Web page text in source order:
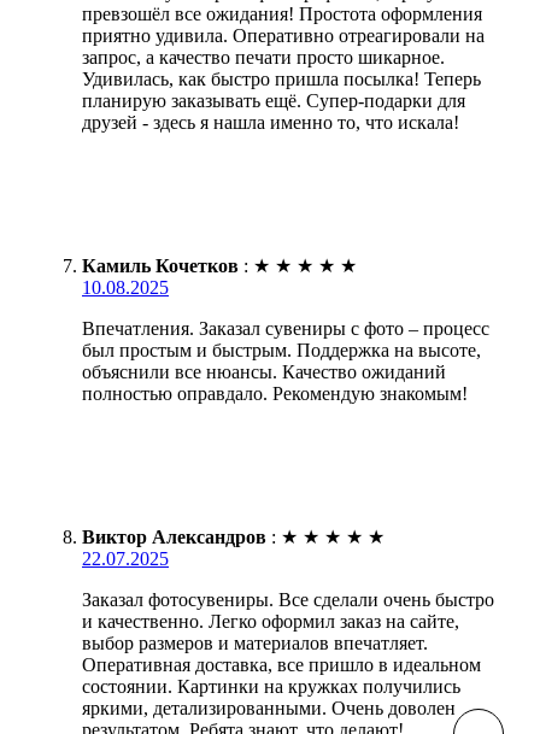
превзошёл все ожидания! Простота оформления
приятно удивила. Оперативно отреагировали на
запрос, а качество печати просто шикарное.
Удивилась, как быстро пришла посылка! Теперь
планирую заказывать ещё. Супер-подарки для
друзей - здесь я нашла именно то, что искала!
Камиль Кочетков : ★ ★ ★ ★ ★
10.08.2025
Впечатления. Заказал сувениры с фото – процесс
был простым и быстрым. Поддержка на высоте,
объяснили все нюансы. Качество ожиданий
полностью оправдало. Рекомендую знакомым!
Виктор Александров : ★ ★ ★ ★ ★
22.07.2025
Заказал фотосувениры. Все сделали очень быстро
и качественно. Легко оформил заказ на сайте,
выбор размеров и материалов впечатляет.
Оперативная доставка, все пришло в идеальном
состоянии. Картинки на кружках получились
яркими, детализированными. Очень доволен
результатом. Ребята знают, что делают!